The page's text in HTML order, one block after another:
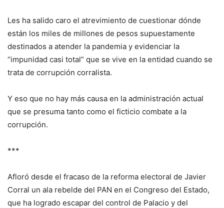
Les ha salido caro el atrevimiento de cuestionar dónde
están los miles de millones de pesos supuestamente
destinados a atender la pandemia y evidenciar la
“impunidad casi total” que se vive en la entidad cuando se
trata de corrupción corralista.
Y eso que no hay más causa en la administración actual
que se presuma tanto como el ficticio combate a la
corrupción.
***
Afloró desde el fracaso de la reforma electoral de Javier
Corral un ala rebelde del PAN en el Congreso del Estado,
que ha logrado escapar del control de Palacio y del